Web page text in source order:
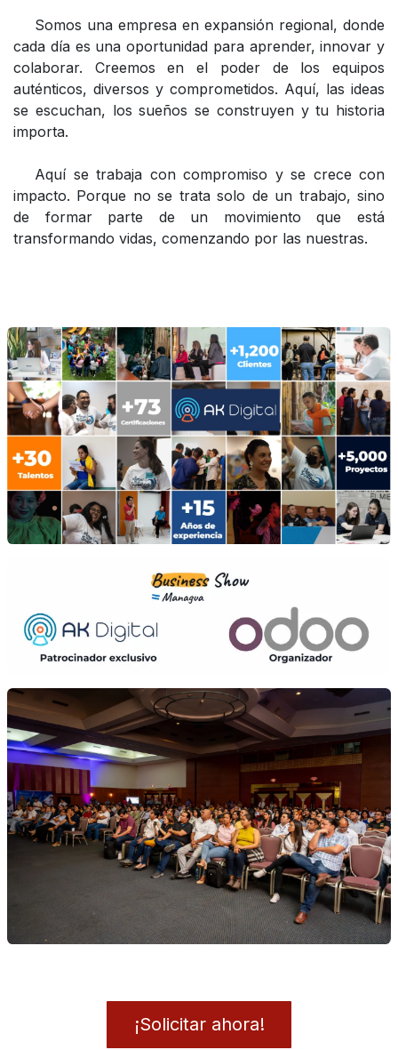
​Somos una empresa en expansión regional, donde
cada día es una oportunidad para aprender, innovar y
colaborar. Creemos en el poder de los equipos
auténticos, diversos y comprometidos. Aquí, las ideas
se escuchan, los sueños se construyen y tu historia
importa.
​Aquí se trabaja con compromiso y se crece con
impacto. Porque no se trata solo de un trabajo, sino
de formar parte de un movimiento que está
transformando vidas, comenzando por las nuestras.
¡Solicitar ahora!